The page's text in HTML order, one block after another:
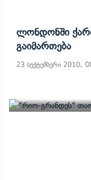
Ლონდონში
Გაიმართება
23 სექტემბერი 2010,